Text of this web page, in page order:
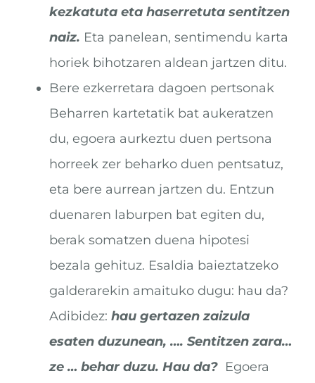
kezkatuta eta haserretuta sentitzen
naiz. Eta panelean, sentimendu karta
horiek bihotzaren aldean jartzen ditu.
Bere ezkerretara dagoen pertsonak
Beharren kartetatik bat aukeratzen
du, egoera aurkeztu duen pertsona
horreek zer beharko duen pentsatuz,
eta bere aurrean jartzen du. Entzun
duenaren laburpen bat egiten du,
berak somatzen duena hipotesi
bezala gehituz. Esaldia baieztatzeko
galderarekin amaituko dugu: hau da?
Adibidez: hau gertazen zaizula
esaten duzunean, …. Sentitzen zara…
ze … behar duzu. Hau da? Egoera